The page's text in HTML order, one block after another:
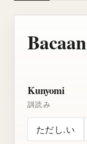
Bacaan
Kunyomi
訓読み
ただし.い